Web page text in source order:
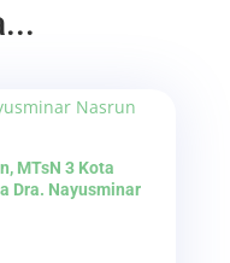
MTsN 3 Kota
Dra. Nayusminar